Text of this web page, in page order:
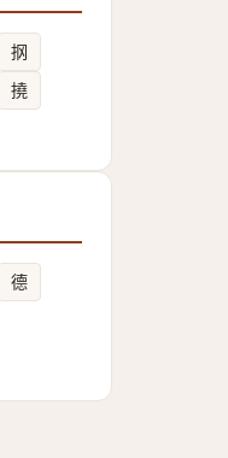
㧏
撓
德